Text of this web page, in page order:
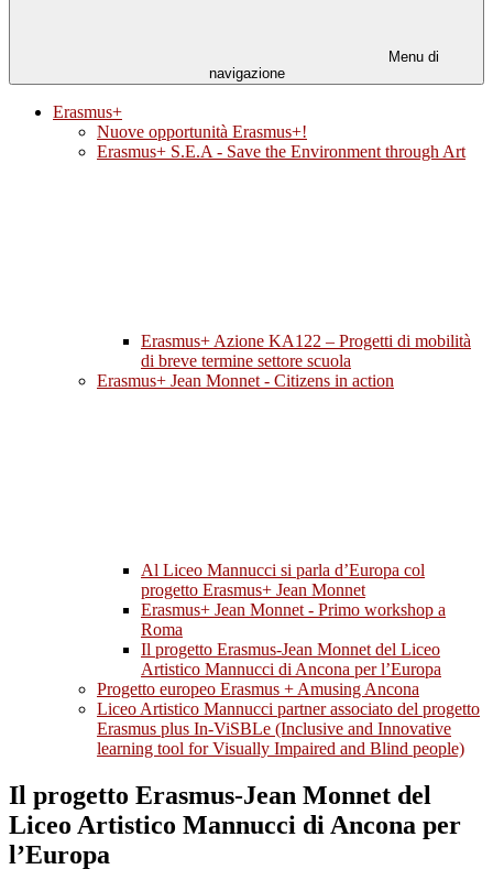
Menu di
navigazione
Erasmus+
Nuove opportunità Erasmus+!
Erasmus+ S.E.A - Save the Environment through Art
Erasmus+ Azione KA122 – Progetti di mobilità
di breve termine settore scuola
Erasmus+ Jean Monnet - Citizens in action
Al Liceo Mannucci si parla d’Europa col
progetto Erasmus+ Jean Monnet
Erasmus+ Jean Monnet - Primo workshop a
Roma
Il progetto Erasmus-Jean Monnet del Liceo
Artistico Mannucci di Ancona per l’Europa
Progetto europeo Erasmus + Amusing Ancona
Liceo Artistico Mannucci partner associato del progetto
Erasmus plus In-ViSBLe (Inclusive and Innovative
learning tool for Visually Impaired and Blind people)
Il progetto Erasmus-Jean Monnet del
Liceo Artistico Mannucci di Ancona per
l’Europa